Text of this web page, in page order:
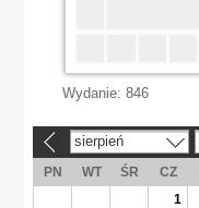
Wydanie: 846
sierpień
PN WT ŚR CZ
1